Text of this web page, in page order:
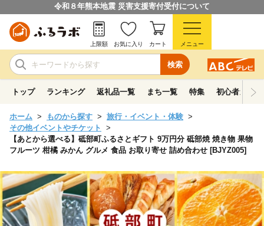
令和８年熊本地震 災害支援寄付受付について
検索
上限額 お気に入り カート メニュー
トップ ランキング 返礼品一覧 まち一覧 特集 初心者ガイド
ホーム ものから探す
旅行・イベント・体験
その他イベントやチケット
【あとから選べる】砥部町ふるさとギフト 9万円分 砥部焼 焼き物 果物
フルーツ 柑橘 みかん グルメ 食品 お取り寄せ 詰め合わせ [BJYZ005]